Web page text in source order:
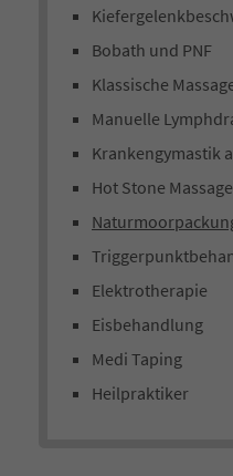
Bobath und PNF
Klassische
Manuelle
Krankengymastik
Hot Stone Massage
Elektrotherapie
Eisbehandlung
Medi Taping
Heilpraktiker